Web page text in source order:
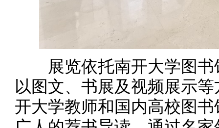
展览依托南开大学图书
以图文、书展及视频展示
开大学教师和国内高校图